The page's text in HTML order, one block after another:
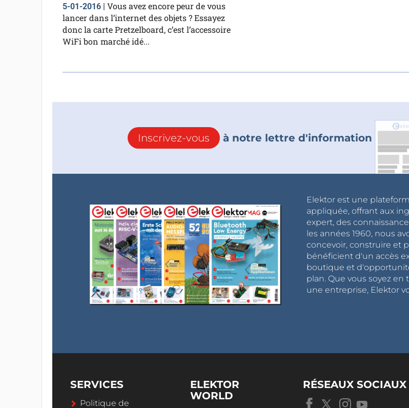
5-01-2016| Vous avez encore peur de vous
lancer dans l’internet des objets ? Essayez
donc la carte Pretzelboard, c’est l’accessoire
WiFi bon marché idé...
Inscrivez-vous à notre lettre d'information
Elektor est une
appliquée, offrant aux
expert, des
les années 1960, nous
concevoir, construire et
bénéficient d'un accès
boutique et
plan. Que vous soyez
une entreprise, Elektor
SERVICES
Politique de
ELEKTOR
WORLD
RÉSEAUX SOCIAUX